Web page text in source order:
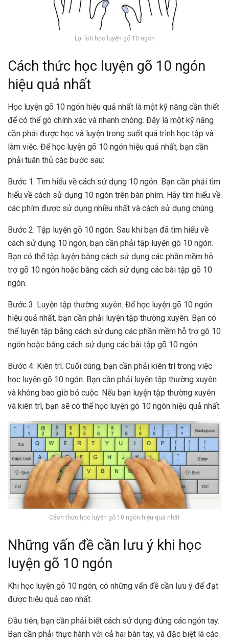
Lợi ích học luyện gõ 10 ngón
Cách thức học luyện gõ 10 ngón
hiệu quả nhất
Học luyện gõ 10 ngón hiệu quả nhất là một kỹ năng cần thiết
để có thể gõ chính xác và nhanh chóng. Đây là một kỹ năng
cần phải được học và luyện trong suốt quá trình học tập và
làm việc. Để học luyện gõ 10 ngón hiệu quả nhất, bạn cần
phải tuân thủ các bước sau:
Bước 1: Tìm hiểu về cách sử dụng 10 ngón. Bạn cần phải tìm
hiểu về cách sử dụng 10 ngón trên bàn phím. Hãy tìm hiểu về
các phím được sử dụng nhiều nhất và cách sử dụng chúng.
Bước 2: Tập luyện gõ 10 ngón. Sau khi bạn đã tìm hiểu về
cách sử dụng 10 ngón, bạn cần phải tập luyện gõ 10 ngón.
Bạn có thể tập luyện bằng cách sử dụng các phần mềm hỗ
trợ gõ 10 ngón hoặc bằng cách sử dụng các bài tập gõ 10
ngón.
Bước 3: Luyện tập thường xuyên. Để học luyện gõ 10 ngón
hiệu quả nhất, bạn cần phải luyện tập thường xuyên. Bạn có
thể luyện tập bằng cách sử dụng các phần mềm hỗ trợ gõ 10
ngón hoặc bằng cách sử dụng các bài tập gõ 10 ngón.
Bước 4: Kiên trì. Cuối cùng, bạn cần phải kiên trì trong việc
học luyện gõ 10 ngón. Bạn cần phải luyện tập thường xuyên
và không bao giờ bỏ cuộc. Nếu bạn luyện tập thường xuyên
và kiên trì, bạn sẽ có thể học luyện gõ 10 ngón hiệu quả nhất.
Cách thức học luyện gõ 10 ngón hiệu quả nhất
Những vấn đề cần lưu ý khi học
luyện gõ 10 ngón
Khi học luyện gõ 10 ngón, có những vấn đề cần lưu ý để đạt
được hiệu quả cao nhất.
Đầu tiên, bạn cần phải biết cách sử dụng đúng các ngón tay.
Bạn cần phải thực hành với cả hai bàn tay, và đặc biệt là các